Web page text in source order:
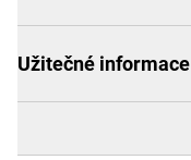
Užitečné informace